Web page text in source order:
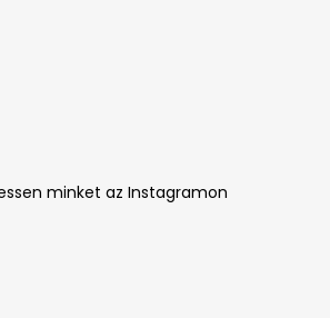
minket az Instagramon